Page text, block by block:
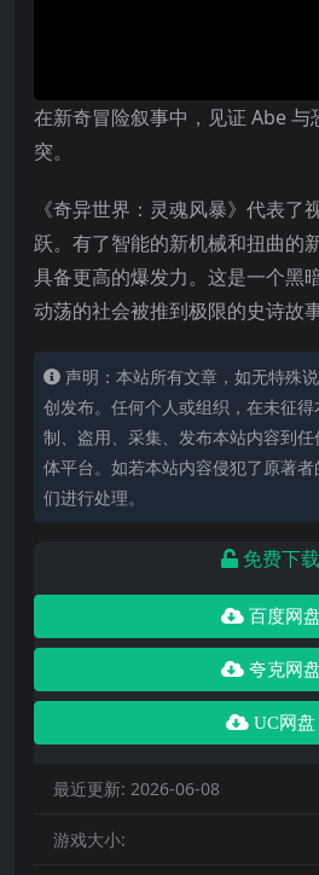
在新奇冒险叙事中，见证 Abe 与
突。
《奇异世界：灵魂风暴》代表了
跃。有了智能的新机械和扭曲的
具备更高的爆发力。这是一个黑
动荡的社会被推到极限的史诗故事
声明：本站所有文章，如无特殊
创发布。任何个人或组织，在未征
制、盗用、采集、发布本站内容到
体平台。如若本站内容侵犯了原著
们进行处理。
免费下载
百度网盘
夸克网盘
UC网盘
最近更新: 2026-06-08
游戏大小: